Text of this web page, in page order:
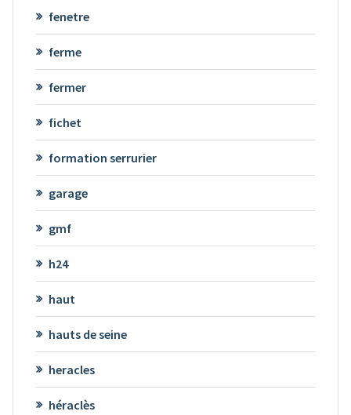
fenetre
ferme
fermer
fichet
formation serrurier
garage
gmf
h24
haut
hauts de seine
heracles
héraclès